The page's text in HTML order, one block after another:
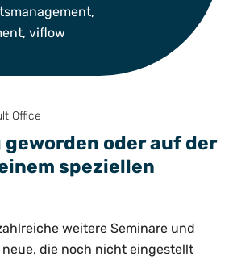
,
, viflow
Office
oder auf der
speziellen
weitere Seminare und
die noch nicht eingestellt